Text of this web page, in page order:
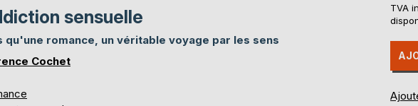
sensuelle
qu'une romance, un véritable voyage par les sens
Cochet
TVA